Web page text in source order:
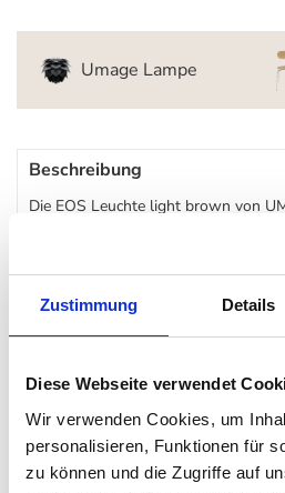
Zustimmung Details
Diese Webseite verwendet
Wir verwenden Cookies, um
personalisieren, Funktionen für
zu können und die Zugriffe auf
Umage Lampe
Beschreibung
Die EOS Leuchte light brown von
Vogelfedern durch die besonders
oder auch im Wohnzimmer an.
"aufgeschüttelt" werden.
Sie fragen sich, ob die EOS Leuchte
reinigen ist oder schnell schmuddelig